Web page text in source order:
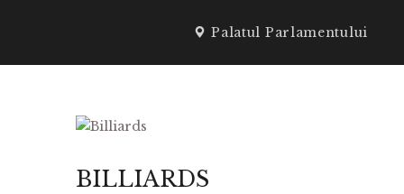
Palatul Parlamentului
SPEAKERI
BILLIARDS